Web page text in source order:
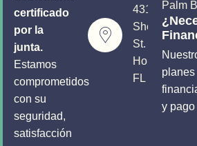
certificado
por la
junta.
Estamos
comprometidos
con su
seguridad,
satisfacción
4310
Sheridan
St.
Hollywood,
FL 33021
Palm
planes
y pago